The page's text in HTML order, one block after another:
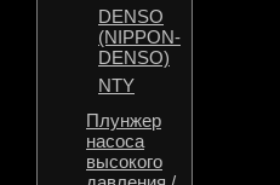
DENSO
(NIPPON-
DENSO)
NTY
Плунжер
насоса
высокого